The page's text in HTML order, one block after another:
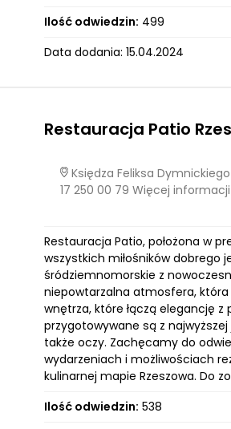
Ilość odwiedzin: 499
Data dodania: 15.04.2024
Restauracja Patio
Księdza Feliksa
17 250 00 79 Więcej
Restauracja Patio, położona w
wszystkich miłośników dobrego
śródziemnomorskie z
niepowtarzalna atmosfera, która
wnętrza, które łączą elegancję
przygotowywane są z najwyższej
także oczy. Zachęcamy do
wydarzeniach i możliwościach
kulinarnej mapie Rzeszowa. Do
Ilość odwiedzin: 538